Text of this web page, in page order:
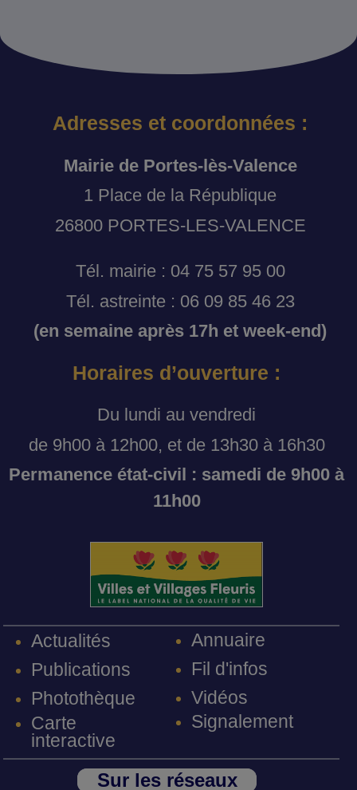
Adresses et coordonnées :
Mairie de Portes-lès-Valence
1 Place de la République
26800 PORTES-LES-VALENCE
Tél. mairie : 04 75 57 95 00
Tél. astreinte : 06 09 85 46 23
(en semaine après 17h et week-end)
Horaires d’ouverture :
Du lundi au vendredi
de 9h00 à 12h00, et de 13h30 à 16h30
Permanence état-civil : samedi de 9h00 à
11h00
Actualités
Publications
Photothèque
Carte
interactive
Annuaire
Fil d'infos
Vidéos
Signalement
Sur les réseaux